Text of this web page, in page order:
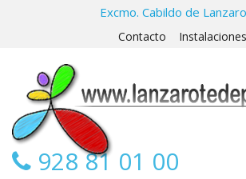
Excmo. Cabildo de
Contacto Instalaciones
928 81 01 00